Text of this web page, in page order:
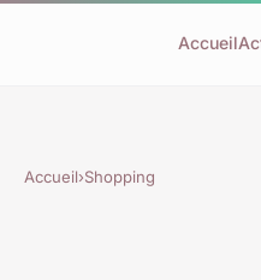
Accueil
Accueil›Shopping